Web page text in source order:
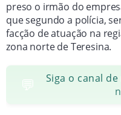
preso o irmão do
que segundo a polícia,
facção de atuação na
zona norte de Teresina.
💬
Siga o canal